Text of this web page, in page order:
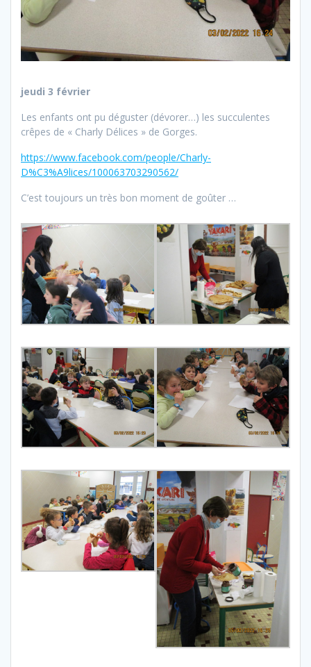
jeudi 3 février
Les enfants ont pu déguster (dévorer…) les succulentes
crêpes de « Charly Délices » de Gorges.
https://www.facebook.com/people/Charly-
D%C3%A9lices/100063703290562/
C’est toujours un très bon moment de goûter …